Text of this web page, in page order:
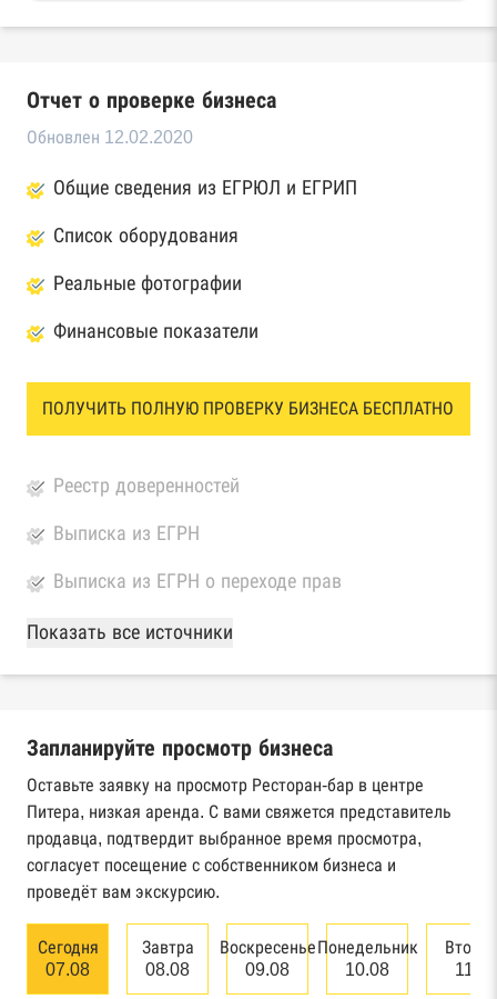
Отчет о проверке бизнеса
Обновлен 12.02.2020
Общие сведения из ЕГРЮЛ и ЕГРИП
Список оборудования
Реальные фотографии
Финансовые показатели
ПОЛУЧИТЬ ПОЛНУЮ ПРОВЕРКУ БИЗНЕСА БЕСПЛАТНО
Реестр доверенностей
Выписка из ЕГРН
Выписка из ЕГРН о переходе прав
База Росстата
Реестры ЕГРЮЛ и ЕГРИП Федеральной
Реестр государственных контрактов
Федерального казначейства
Картотека арбитражных дел Высшего
арбитражного суда
Единый федеральный реестр сведений о
банкротстве юридических лиц
Показать все источники
Запланируйте просмотр бизнеса
Оставьте заявку на просмотр Ресторан-бар в центре
Питера, низкая аренда. С вами свяжется представитель
продавца, подтвердит выбранное время просмотра,
согласует посещение с собственником бизнеса и
проведёт вам экскурсию.
Сегодня
07.08
Завтра
08.08
Воскресенье
09.08
Понедельник
10.08
11.08